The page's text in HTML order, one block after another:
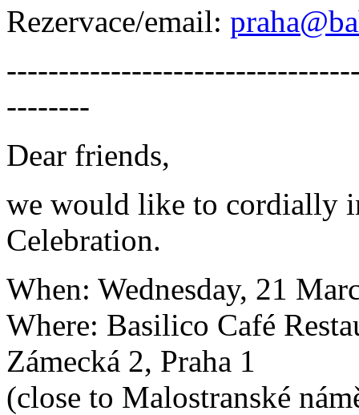
Rezervace/email:
--------
Dear friends,
we would like to cordially
Celebration.
When: Wednesday, 21
Where: Basilico Café
Zámecká 2, Praha 1
(close to Malostranské